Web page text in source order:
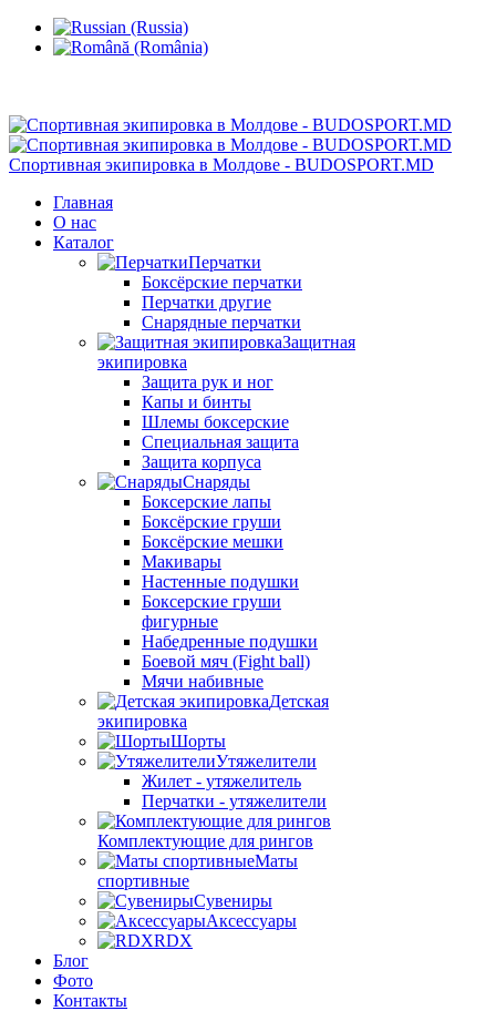
Спортивная экипировка в Молдове - BUDOSPORT.MD
Главная
О нас
Каталог
Перчатки
Боксёрские перчатки
Перчатки другие
Снарядные перчатки
Защитная
экипировка
Защита рук и ног
Капы и бинты
Шлемы боксерские
Специальная защита
Защита корпуса
Снаряды
Боксерские лапы
Боксёрские груши
Боксёрские мешки
Макивары
Настенные подушки
Боксерские груши
фигурные
Набедренные подушки
Боевой мяч (Fight ball)
Мячи набивные
Детская
экипировка
Шорты
Утяжелители
Жилет - утяжелитель
Перчатки - утяжелители
Комплектующие для рингов
Маты
спортивные
Сувениры
Аксессуары
RDX
Блог
Фото
Контакты